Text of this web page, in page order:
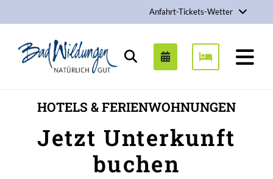
Anfahrt-Tickets-Wetter
Stadt Bad Wildungen
Suchen
HOTELS & FERIENWOHNUNGEN
Jetzt Unterkunft
buchen